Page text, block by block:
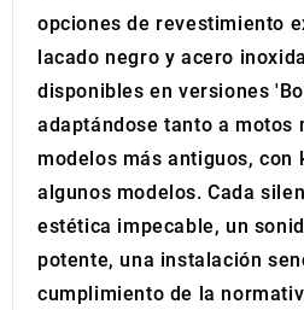
of their services.
opciones de revestimiento
lacado negro y acero
disponibles en versiones
adaptándose tanto a motos
modelos más antiguos, con
algunos modelos. Cada
estética impecable, un
potente, una instalación
cumplimiento de la